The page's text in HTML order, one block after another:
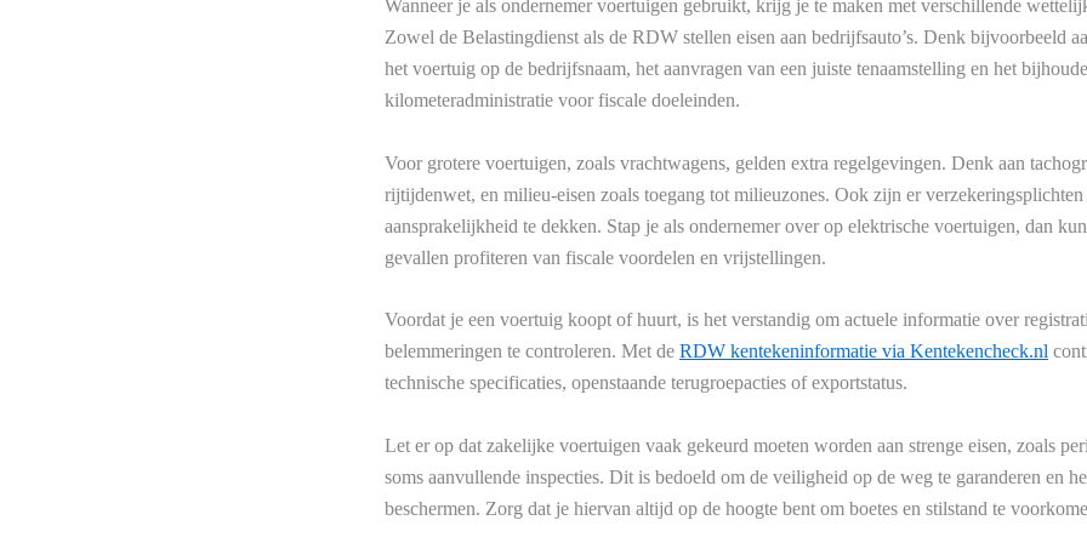
Wanneer je als ondernemer voertuigen gebruikt, krijg je te maken met verschillende
Zowel de Belastingdienst als de RDW stellen eisen aan bedrijfsauto’s. Denk bijvoorbeeld
het voertuig op de bedrijfsnaam, het aanvragen van een juiste tenaamstelling en het
kilometeradministratie voor fiscale doeleinden.
Voor grotere voertuigen, zoals vrachtwagens, gelden extra regelgevingen. Denk aan
rijtijdenwet, en milieu-eisen zoals toegang tot milieuzones. Ook zijn er verzekeringsplichten
aansprakelijkheid te dekken. Stap je als ondernemer over op elektrische voertuigen, dan
gevallen profiteren van fiscale voordelen en vrijstellingen.
Voordat je een voertuig koopt of huurt, is het verstandig om actuele informatie over
belemmeringen te controleren. Met de RDW kentekeninformatie via Kentekencheck.nl
technische specificaties, openstaande terugroepacties of exportstatus.
Let er op dat zakelijke voertuigen vaak gekeurd moeten worden aan strenge eisen, zoals
soms aanvullende inspecties. Dit is bedoeld om de veiligheid op de weg te garanderen en
beschermen. Zorg dat je hiervan altijd op de hoogte bent om boetes en stilstand te